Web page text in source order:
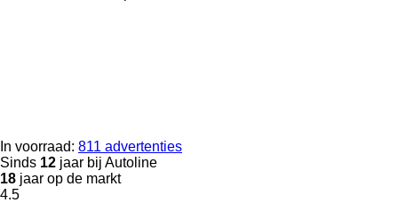
In voorraad: 811 advertenties
Sinds 12 jaar bij Autoline
18 jaar op de markt
4.5